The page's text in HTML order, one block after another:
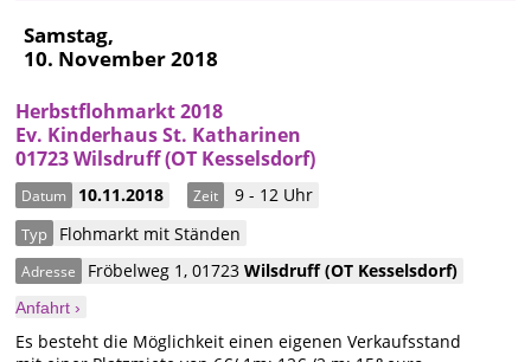
Samstag,
10. November 2018
Herbstflohmarkt 2018
Ev. Kinderhaus St. Katharinen
01723 Wilsdruff (OT Kesselsdorf)
Datum 10.11.2018 Zeit 9 - 12 Uhr
Typ Flohmarkt mit Ständen
Adresse Fröbelweg 1,01723Wilsdruff(OT Kesselsdorf)
Anfahrt ›
Es besteht die Möglichkeit einen eigenen Verkaufsstand